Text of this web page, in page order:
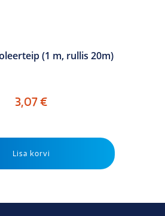
(1 m, rullis 20m)
3,07€
Lisa korvi